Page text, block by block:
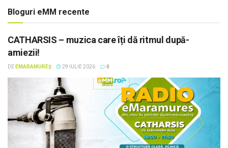
Bloguri eMM recente
CATHARSIS – muzica care îți dă ritmul după-
amiezii!
DE EMARAMUREȘ 29 IULIE 2026 0